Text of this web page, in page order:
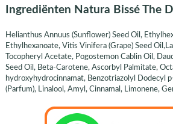
Ingrediënten Natura Bissé The
Helianthus Annuus (Sunflower) Seed Oil,
Ethylhexanoate, Vitis Vinifera (Grape) Seed
Tocopheryl Acetate, Pogostemon Cablin Oil,
Seed Oil, Beta-Carotene, Ascorbyl Palmitate,
hydroxyhydrocinnamat, Benzotriazolyl Dodecyl
(Parfum), Linalool, Amyl, Cinnamal, Limonene,